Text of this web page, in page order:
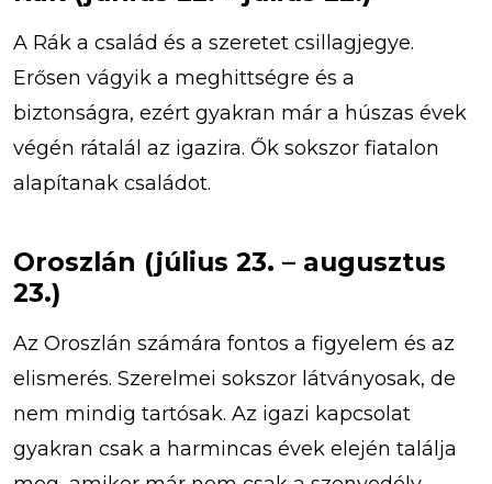
A Rák a család és a szeretet csillagjegye.
Erősen vágyik a meghittségre és a
biztonságra, ezért gyakran már a húszas évek
végén rátalál az igazira. Ők sokszor fiatalon
alapítanak családot.
Oroszlán (július 23. – augusztus
23.)
Az Oroszlán számára fontos a figyelem és az
elismerés. Szerelmei sokszor látványosak, de
nem mindig tartósak. Az igazi kapcsolat
gyakran csak a harmincas évek elején találja